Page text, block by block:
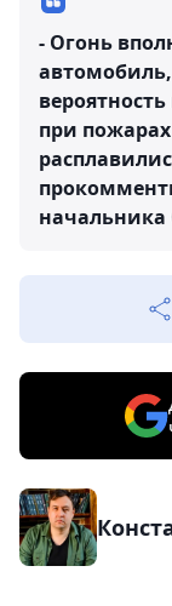
- Огонь
при
начальника